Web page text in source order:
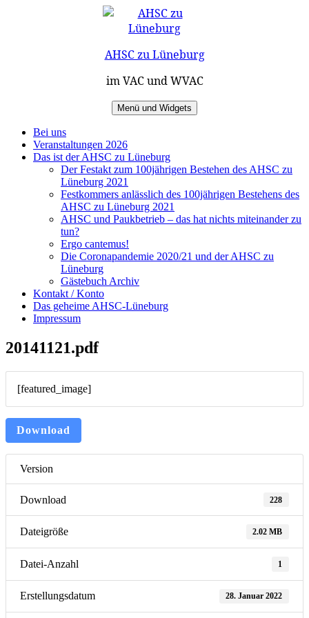
AHSC zu Lüneburg
im VAC und WVAC
Menü und Widgets
Bei uns
Veranstaltungen 2026
Das ist der AHSC zu Lüneburg
Der Festakt zum 100jährigen Bestehen des AHSC zu
Lüneburg 2021
Festkommers anlässlich des 100jährigen Bestehens des
AHSC zu Lüneburg 2021
AHSC und Paukbetrieb – das hat nichts miteinander zu
tun?
Ergo cantemus!
Die Coronapandemie 2020/21 und der AHSC zu
Lüneburg
Gästebuch Archiv
Kontakt / Konto
Das geheime AHSC-Lüneburg
Impressum
20141121.pdf
[featured_image]
Download
Version
Download 228
Dateigröße 2.02 MB
Datei-Anzahl 1
Erstellungsdatum 28. Januar 2022